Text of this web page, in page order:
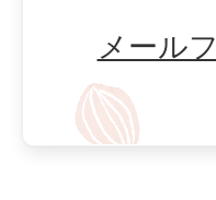
メール